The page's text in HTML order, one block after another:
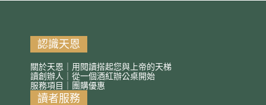
認識天恩
關於天恩｜用閱讀搭起您與上帝的天梯
讀創辦人｜從一個酒紅辦公桌開始
服務項目｜團購優惠
讀者服務